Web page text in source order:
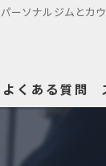
パーソナルジムとカ
よくある質問